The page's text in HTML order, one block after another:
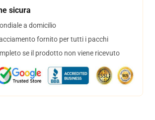
sicura
a domicilio
fornito per tutti i pacchi
se il prodotto non viene ricevuto